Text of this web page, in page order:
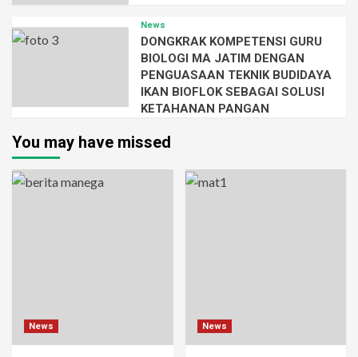
News
DONGKRAK KOMPETENSI GURU
BIOLOGI MA JATIM DENGAN
PENGUASAAN TEKNIK BUDIDAYA
IKAN BIOFLOK SEBAGAI SOLUSI
KETAHANAN PANGAN
You may have missed
News News